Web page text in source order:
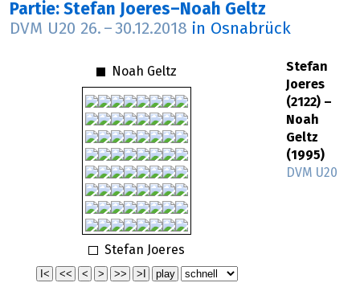
Partie: Stefan Joeres–Noah Geltz
DVM U20 26. – 30.12.2018 in Osnabrück
Noah Geltz
Stefan Joeres
Stefan
Joeres
(2122) –
Noah
Geltz
(1995)
DVM U20